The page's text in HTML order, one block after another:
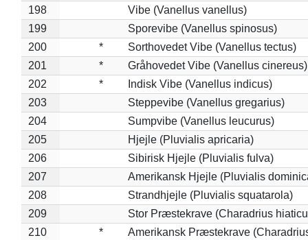
198
Vibe (Vanellus vanellus)
199
Sporevibe (Vanellus spinosus)
200
*
Sorthovedet Vibe (Vanellus tectus)
201
*
Gråhovedet Vibe (Vanellus cinereus)
202
*
Indisk Vibe (Vanellus indicus)
203
Steppevibe (Vanellus gregarius)
204
Sumpvibe (Vanellus leucurus)
205
Hjejle (Pluvialis apricaria)
206
Sibirisk Hjejle (Pluvialis fulva)
207
Amerikansk Hjejle (Pluvialis
208
Strandhjejle (Pluvialis squatarola)
209
Stor Præstekrave (Charadrius
210
*
Amerikansk Præstekrave